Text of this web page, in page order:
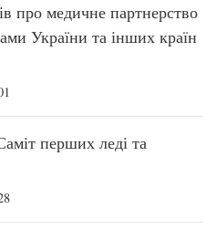
про медичне партнерство
України та інших країн
перших леді та